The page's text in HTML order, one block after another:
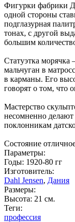
Фигурки фабрики
одной стороны
подглазурная
тонах, с другой
большим
Статуэтка
мальчуган в
в карманы. Его
говорят о том, что
Мастерство
несомненно
поклонникам
Состояние
Параметры:
Годы: 1920-80 гг
Изготовитель:
Dahl Jensen, Дания
Размеры:
Высота: 21 см.
Теги:
профессия